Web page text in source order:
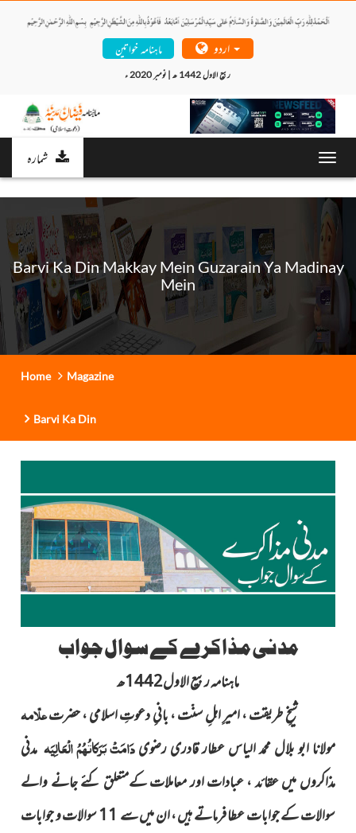
ماہنامہ خواتین
ربیع الاول 1442 ھ | نومبر 2020 ء
شمارہ
Barvi Ka Din Makkay Mein Guzarain Ya Madinay
Mein
Home Magazine
Barvi Ka Din
مدنی مذاکرے کے سوال جواب
ماہنامہ ربیع الاول1442ھ
شیخِ طریقت ، امیرِ اہلِ سنّت ، بانیِ دعوتِ اسلامی ، حضرتعلّامہ
مولانا ابو بلال محمد الیاس عطار قادری رضویدَامَتْ بَرَکاتُہُمُ الْعَالِیَہ مدنی
مذاکروں میں عقائد ، عبادات اور معاملات کےمتعلق کئے جانے والے
سوالات کے جوابات عطا فرماتے ہیں ، ان میں سے 11 سوالات و جوابات